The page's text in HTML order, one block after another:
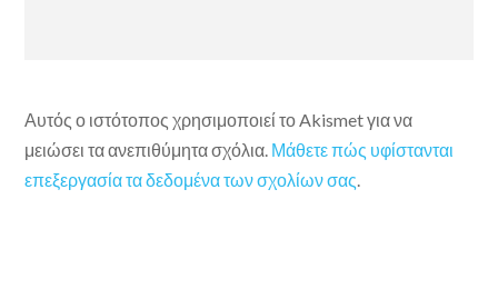
Αυτός ο ιστότοπος χρησιμοποιεί το Akismet για να
μειώσει τα ανεπιθύμητα σχόλια. Μάθετε πώς υφίστανται
επεξεργασία τα δεδομένα των σχολίων σας